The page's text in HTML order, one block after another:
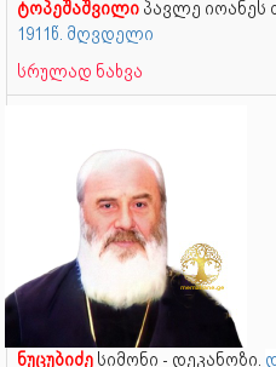
ტოპეშაშვილი პავლე იოანეს
1911წ. მღვდელი
სრულად ნახვა
ნუცუბიძე სიმონი - დეკანოზი.